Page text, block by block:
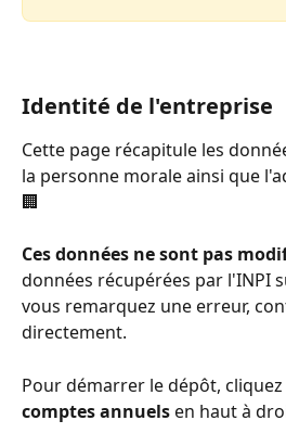
Identité de l'entreprise
Cette page récapitule les
la personne morale ainsi que
🏢
Ces données ne sont pas
données récupérées par l'INPI
vous remarquez une erreur,
directement.
Pour démarrer le dépôt,
comptes annuels en haut à